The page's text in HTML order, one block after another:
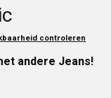
controleren
andere Jeans!